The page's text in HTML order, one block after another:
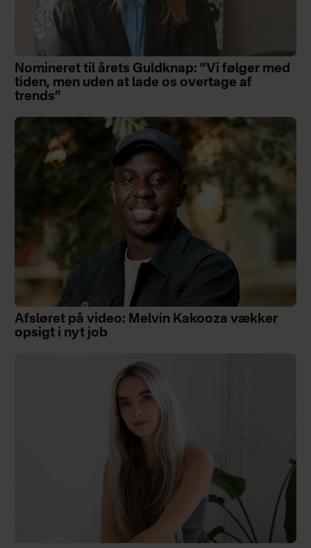
Nomineret til årets Guldknap: ”Vi følger med
tiden, men uden at lade os overtage af
trends”
Afsløret på video: Melvin Kakooza vækker
opsigt i nyt job